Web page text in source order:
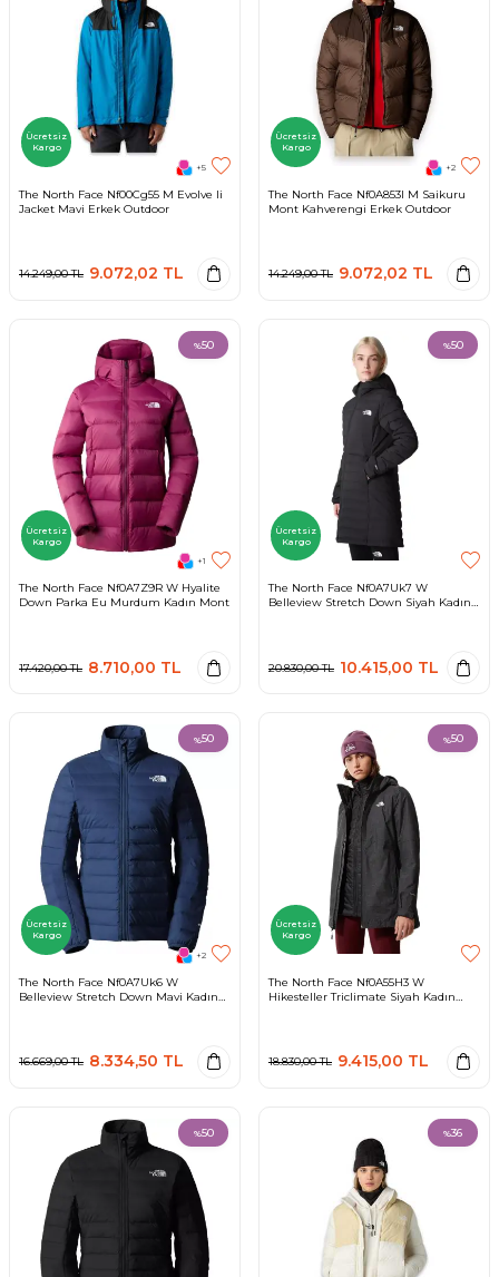
Ücretsiz
Kargo
+5
The North Face Nf00Cg55 M Evolve Ii
Jacket Mavi Erkek Outdoor
14.249,00TL 9.072,02 TL
Ücretsiz
Kargo
+2
The North Face Nf0A853I M Saikuru
Mont Kahverengi Erkek Outdoor
14.249,00TL 9.072,02 TL
%50
Ücretsiz
Kargo
+1
The North Face Nf0A7Z9R W Hyalite
Down Parka Eu Murdum Kadın Mont
17.420,00TL 8.710,00 TL
%50
Ücretsiz
Kargo
The North Face Nf0A7Uk7 W
Belleview Stretch Down Siyah Kadın
20.830,00TL 10.415,00 TL
%50
Ücretsiz
Kargo
+2
The North Face Nf0A7Uk6 W
Belleview Stretch Down Mavi Kadın
16.669,00TL 8.334,50 TL
%50
Ücretsiz
Kargo
The North Face Nf0A55H3 W
Hikesteller Triclimate Siyah Kadın
18.830,00TL 9.415,00 TL
%50 %36